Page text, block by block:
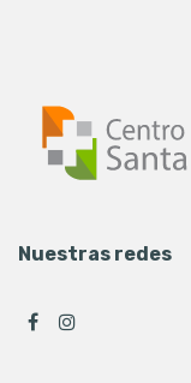
Nuestras redes